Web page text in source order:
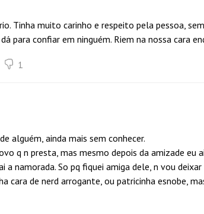
Tinha muito carinho e respeito pela pessoa,
para confiar em ninguém. Riem na nossa cara
1
alguém, ainda mais sem conhecer.
q n presta, mas mesmo depois da amizade eu
a namorada. So pq fiquei amiga dele, n vou
cara de nerd arrogante, ou patricinha esnobe,